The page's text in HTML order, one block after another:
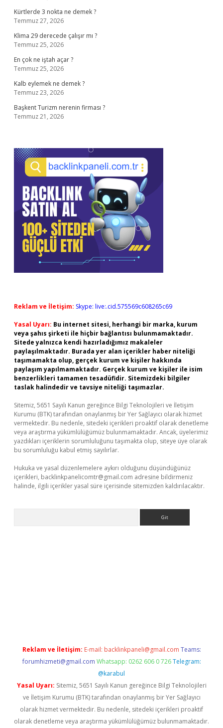
Kürtlerde 3 nokta ne demek ?
Temmuz 27, 2026
Klima 29 derecede çalışır mı ?
Temmuz 25, 2026
En çok ne iştah açar ?
Temmuz 25, 2026
Kalb eylemek ne demek ?
Temmuz 23, 2026
Başkent Turizm nerenin firması ?
Temmuz 21, 2026
Reklam ve İletişim: Skype: live:.cid.575569c608265c69
Yasal Uyarı: Bu internet sitesi, herhangi bir marka, kurum
veya şahıs şirketi ile hiçbir bağlantısı bulunmamaktadır.
Sitede yalnızca kendi hazırladığımız makaleler
paylaşılmaktadır. Burada yer alan içerikler haber niteliği
taşımamakta olup, gerçek kurum ve kişiler hakkında
paylaşım yapılmamaktadır. Gerçek kurum ve kişiler ile isim
benzerlikleri tamamen tesadüfidir. Sitemizdeki bilgiler
taslak halindedir ve tavsiye niteliği taşımazlar.
Sitemiz, 5651 Sayılı Kanun gereğince Bilgi Teknolojileri ve İletişim
Kurumu (BTK) tarafından onaylanmış bir Yer Sağlayıcı olarak hizmet
vermektedir. Bu nedenle, sitedeki içerikleri proaktif olarak denetleme
veya araştırma yükümlülüğümüz bulunmamaktadır. Ancak, üyelerimiz
yazdıkları içeriklerin sorumluluğunu taşımakta olup, siteye üye olarak
bu sorumluluğu kabul etmiş sayılırlar.
Hukuka ve yasal düzenlemelere aykırı olduğunu düşündüğünüz
içerikleri, backlinkpanelicomtr@gmail.com adresine bildirmeniz
halinde, ilgili içerikler yasal süre içerisinde sitemizden kaldırılacaktır.
Reklam ve İletişim: E-mail: backlinkpaneli@gmail.com Teams:
forumhizmeti@gmail.com Whatsapp: 0262 606 0 726 Telegram:
@karabul
Yasal Uyarı: Sitemiz, 5651 Sayılı Kanun gereğince Bilgi Teknolojileri
ve İletişim Kurumu (BTK) tarafından onaylanmış bir Yer Sağlayıcı
olarak hizmet vermektedir. Bu nedenle, sitedeki içerikleri proaktif
olarak denetleme veya araştırma yükümlülüğümüz bulunmamaktadır.